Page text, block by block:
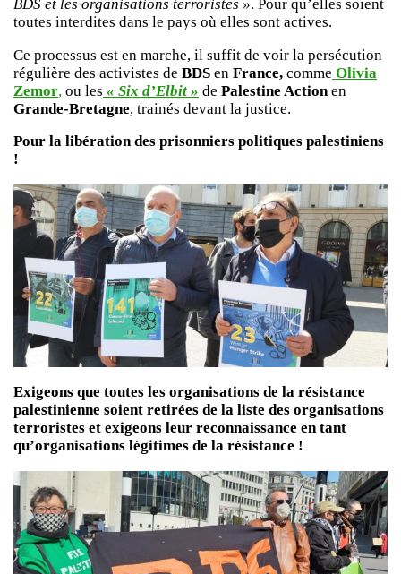
BDS et les organisations terroristes ». Pour qu’elles soient
toutes interdites dans le pays où elles sont actives.
Ce processus est en marche, il suffit de voir la persécution
régulière des activistes de BDS en France, comme Olivia
Zemor, ou les « Six d’Elbit » de Palestine Action en
Grande-Bretagne, trainés devant la justice.
Pour la libération des prisonniers politiques palestiniens
!
Exigeons que toutes les organisations de la résistance
palestinienne soient retirées de la liste des organisations
terroristes et exigeons leur reconnaissance en tant
qu’organisations légitimes de la résistance !